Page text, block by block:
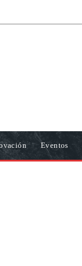
Eventos